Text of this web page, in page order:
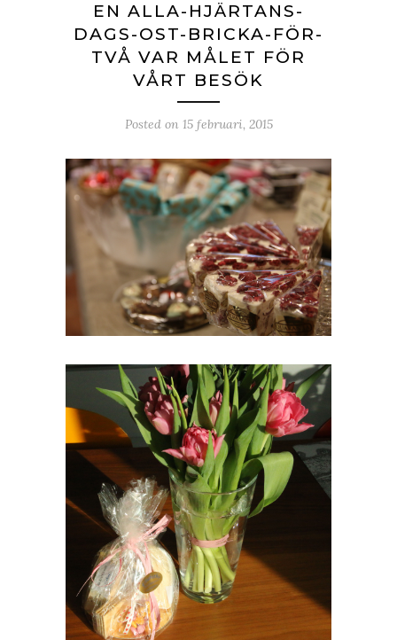
EN ALLA-HJÄRTANS-
DAGS-OST-BRICKA-FÖR-
TVÅ VAR MÅLET FÖR
VÅRT BESÖK
Posted on 15 februari, 2015